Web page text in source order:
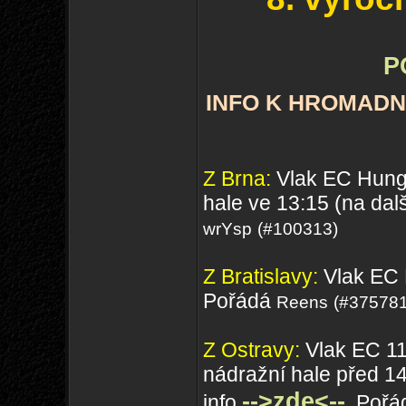
INFO K
Z Brna: Vlak EC
hale ve 13:15 (na
wrYsp (#100313)
Z Bratislavy: Vlak EC
Pořádá Reens
Z Ostravy: Vlak EC
nádražní hale před